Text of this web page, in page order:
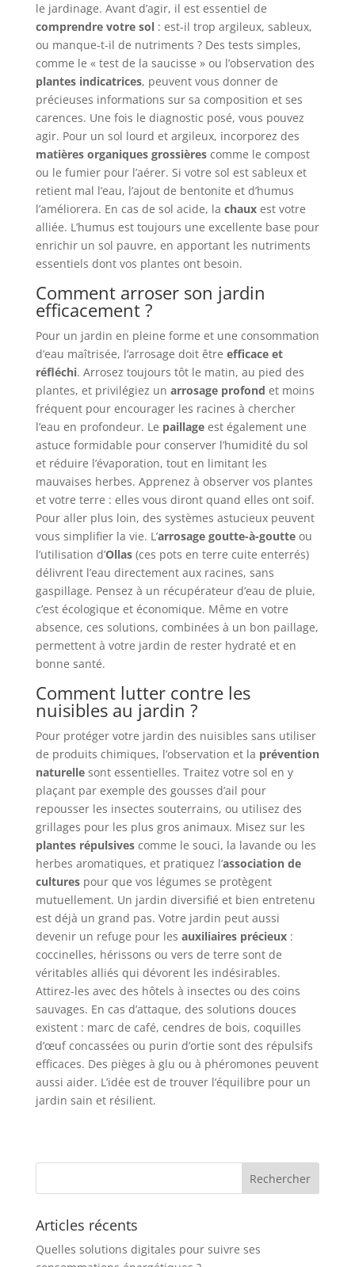
le jardinage. Avant d’agir, il est essentiel de
comprendre votre sol: est-il trop argileux, sableux,
ou manque-t-il de nutriments ? Des tests simples,
comme le « test de la saucisse » ou l’observation des
plantes indicatrices, peuvent vous donner de
précieuses informations sur sa composition et ses
carences. Une fois le diagnostic posé, vous pouvez
agir. Pour un sol lourd et argileux, incorporez des
matières organiques grossièrescomme le compost
ou le fumier pour l’aérer. Si votre sol est sableux et
retient mal l’eau, l’ajout de bentonite et d’humus
l’améliorera. En cas de sol acide, la chauxest votre
alliée. L’humus est toujours une excellente base pour
enrichir un sol pauvre, en apportant les nutriments
essentiels dont vos plantes ont besoin.
Comment arroser son jardin
efficacement ?
Pour un jardin en pleine forme et une consommation
d’eau maîtrisée, l’arrosage doit être efficace et
réfléchi. Arrosez toujours tôt le matin, au pied des
plantes, et privilégiez un arrosage profond et moins
fréquent pour encourager les racines à chercher
l’eau en profondeur. Le paillageest également une
astuce formidable pour conserver l’humidité du sol
et réduire l’évaporation, tout en limitant les
mauvaises herbes. Apprenez à observer vos plantes
et votre terre : elles vous diront quand elles ont soif.
Pour aller plus loin, des systèmes astucieux peuvent
vous simplifier la vie. L’arrosage goutte-à-goutteou
l’utilisation d’Ollas(ces pots en terre cuite enterrés)
délivrent l’eau directement aux racines, sans
gaspillage. Pensez à un récupérateur d’eau de pluie,
c’est écologique et économique. Même en votre
absence, ces solutions, combinées à un bon paillage,
permettent à votre jardin de rester hydraté et en
bonne santé.
Comment lutter contre les
nuisibles au jardin ?
Pour protéger votre jardin des nuisibles sans utiliser
de produits chimiques, l’observation et la prévention
naturellesont essentielles. Traitez votre sol en y
plaçant par exemple des gousses d’ail pour
repousser les insectes souterrains, ou utilisez des
grillages pour les plus gros animaux. Misez sur les
plantes répulsivescomme le souci, la lavande ou les
herbes aromatiques, et pratiquez l’association de
culturespour que vos légumes se protègent
mutuellement. Un jardin diversifié et bien entretenu
est déjà un grand pas. Votre jardin peut aussi
devenir un refuge pour les auxiliaires précieux:
coccinelles, hérissons ou vers de terre sont de
véritables alliés qui dévorent les indésirables.
Attirez-les avec des hôtels à insectes ou des coins
sauvages. En cas d’attaque, des solutions douces
existent : marc de café, cendres de bois, coquilles
d’œuf concassées ou purin d’ortie sont des répulsifs
efficaces. Des pièges à glu ou à phéromones peuvent
aussi aider. L’idée est de trouver l’équilibre pour un
jardin sain et résilient.
Articles récents
Quelles solutions digitales pour suivre ses